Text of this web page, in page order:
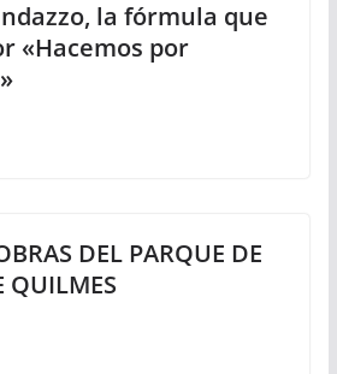
la fórmula que
«Hacemos por
DEL PARQUE DE
QUILMES